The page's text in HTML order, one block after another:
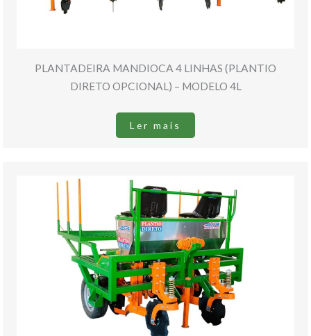
PLANTADEIRA MANDIOCA 4 LINHAS (PLANTIO
DIRETO OPCIONAL) – MODELO 4L
Ler mais